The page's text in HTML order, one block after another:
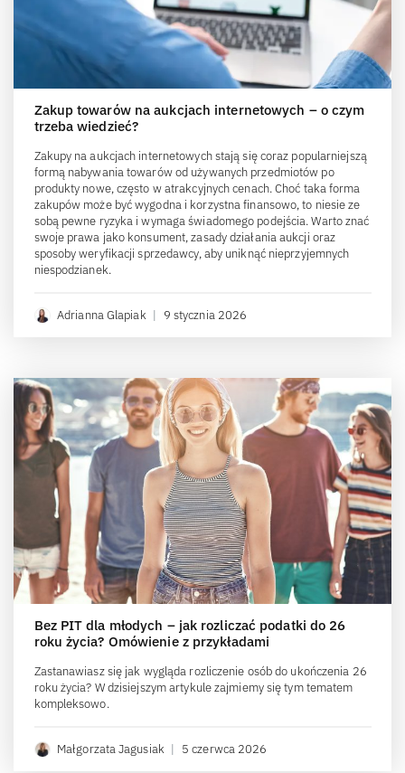
Zakup towarów na aukcjach internetowych – o czym
trzeba wiedzieć?
Zakupy na aukcjach internetowych stają się coraz popularniejszą
formą nabywania towarów od używanych przedmiotów po
produkty nowe, często w atrakcyjnych cenach. Choć taka forma
zakupów może być wygodna i korzystna finansowo, to niesie ze
sobą pewne ryzyka i wymaga świadomego podejścia. Warto znać
swoje prawa jako konsument, zasady działania aukcji oraz
sposoby weryfikacji sprzedawcy, aby uniknąć nieprzyjemnych
niespodzianek.
Adrianna Glapiak | 9 stycznia 2026
Bez PIT dla młodych – jak rozliczać podatki do 26
roku życia? Omówienie z przykładami
Zastanawiasz się jak wygląda rozliczenie osób do ukończenia 26
roku życia? W dzisiejszym artykule zajmiemy się tym tematem
kompleksowo.
Małgorzata Jagusiak | 5 czerwca 2026